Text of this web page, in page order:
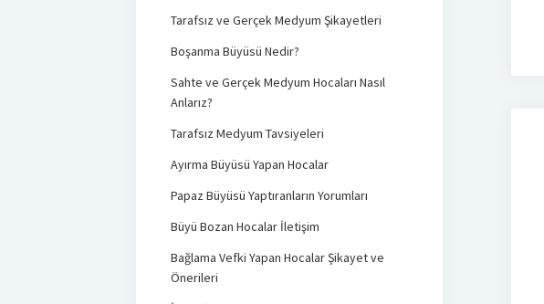
Tarafsız ve Gerçek Medyum Şikayetleri
Boşanma Büyüsü Nedir?
Sahte ve Gerçek Medyum Hocaları Nasıl
Anlarız?
Tarafsız Medyum Tavsiyeleri
Ayırma Büyüsü Yapan Hocalar
Papaz Büyüsü Yaptıranların Yorumları
Büyü Bozan Hocalar İletişim
Bağlama Vefki Yapan Hocalar Şikayet ve
Önerileri